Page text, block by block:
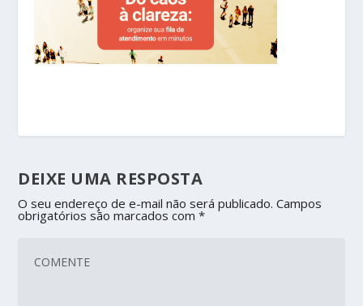
DEIXE UMA RESPOSTA
O seu endereço de e-mail não será publicado. Campos
obrigatórios são marcados com*